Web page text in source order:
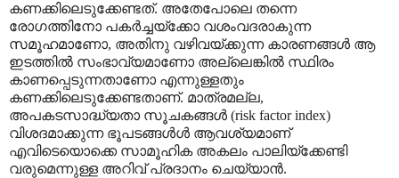
കണക്കിലെടുക്കേണ്ടത്. അതേപോലെ തന്നെ
രോഗത്തിനോ പകർച്ചയ്ക്കോ വശംവദരാകുന്ന
സമൂഹമാണോ, അതിനു വഴിവയ്ക്കുന്ന കാരണങ്ങൾ ആ
ഇടത്തിൽ സംഭാവ്യമാണോ അല്ലെങ്കിൽ സ്ഥിരം
കാണപ്പെടുന്നതാണോ എന്നുള്ളതും
കണക്കിലെടുക്കേണ്ടതാണ്. മാത്രമല്ല,
അപകടസാദ്ധ്യതാ സൂചകങ്ങൾ (risk factor index)
വിശദമാക്കുന്ന ഭൂപടങ്ങൾൾ ആവശ്യമാണ്
എവിടെയൊക്കെ സാമൂഹിക അകലം പാലിയ്ക്കേണ്ടി
വരുമെന്നുള്ള അറിവ് പ്രദാനം ചെയ്യാൻ.